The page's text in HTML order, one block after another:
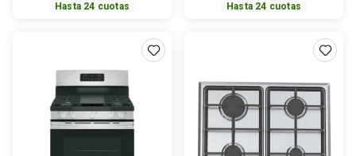
Hasta 24 cuotas Hasta 24 cuotas